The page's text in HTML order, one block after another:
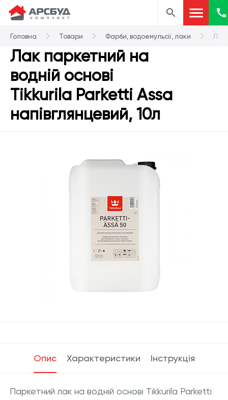
Головна Товари Фарби, водоемульсії, лаки
Лак паркетний на
водній основі
Tikkurila Parketti Assa
напівглянцевий, 10л
Опис Характеристики Інструкція
Паркетний лак на водній основі Tikkurila Parketti